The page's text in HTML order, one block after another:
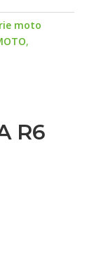
moto
,
R6